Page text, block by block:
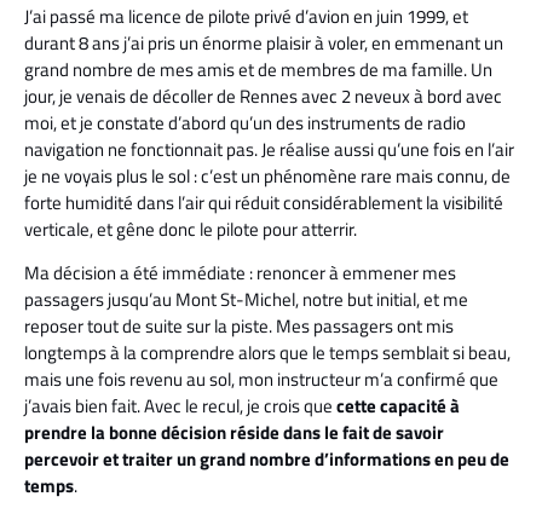
J’ai passé ma licence de pilote privé d’avion en juin 1999, et
durant 8 ans j’ai pris un énorme plaisir à voler, en emmenant un
grand nombre de mes amis et de membres de ma famille. Un
jour, je venais de décoller de Rennes avec 2 neveux à bord avec
moi, et je constate d’abord qu’un des instruments de radio
navigation ne fonctionnait pas. Je réalise aussi qu’une fois en l’air
je ne voyais plus le sol : c’est un phénomène rare mais connu, de
forte humidité dans l’air qui réduit considérablement la visibilité
verticale, et gêne donc le pilote pour atterrir.
Ma décision a été immédiate : renoncer à emmener mes
passagers jusqu’au Mont St-Michel, notre but initial, et me
reposer tout de suite sur la piste. Mes passagers ont mis
longtemps à la comprendre alors que le temps semblait si beau,
mais une fois revenu au sol, mon instructeur m’a confirmé que
j’avais bien fait. Avec le recul, je crois quecette capacité à
prendre la bonne décision réside dans le fait de savoir
percevoir et traiter un grand nombre d’informations en peu de
temps.